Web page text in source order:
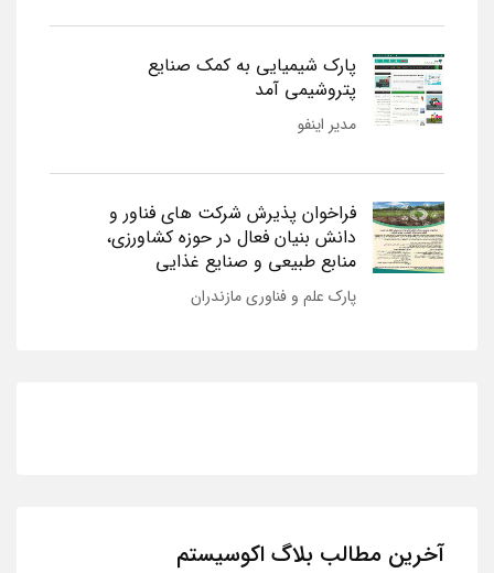
پارک شیمیایی به کمک صنایع
پتروشیمی آمد
مدیر اینفو
فراخوان پذیرش شرکت های فناور و
دانش بنیان فعال در حوزه کشاورزی،
منابع طبیعی و صنایع غذایی
پارک علم و فناوری مازندران
آخرین مطالب بلاگ اکوسیستم